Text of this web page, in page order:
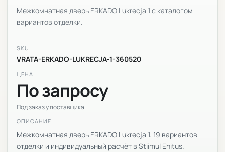
Межкомнатная дверь ERKADO Lukrecja 1 с каталогом
вариантов отделки.
SKU
VRATA-ERKADO-LUKRECJA-1-360520
ЦЕНА
По запросу
Под заказ у поставщика
ОПИСАНИЕ
Межкомнатная дверь ERKADO Lukrecja 1. 19 вариантов
отделки и индивидуальный расчёт в Stiimul Ehitus.